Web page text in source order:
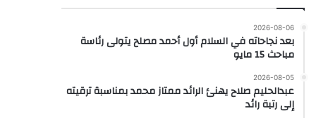
2026-08-06
بعد نجاحاته في السلام أول أحمد مصلح يتولى رئاسة
مباحث 15 مايو
2026-08-05
عبدالحليم صلاح يهنئ الرائد ممتاز محمد بمناسبة ترقيته
إلى رتبة رائد